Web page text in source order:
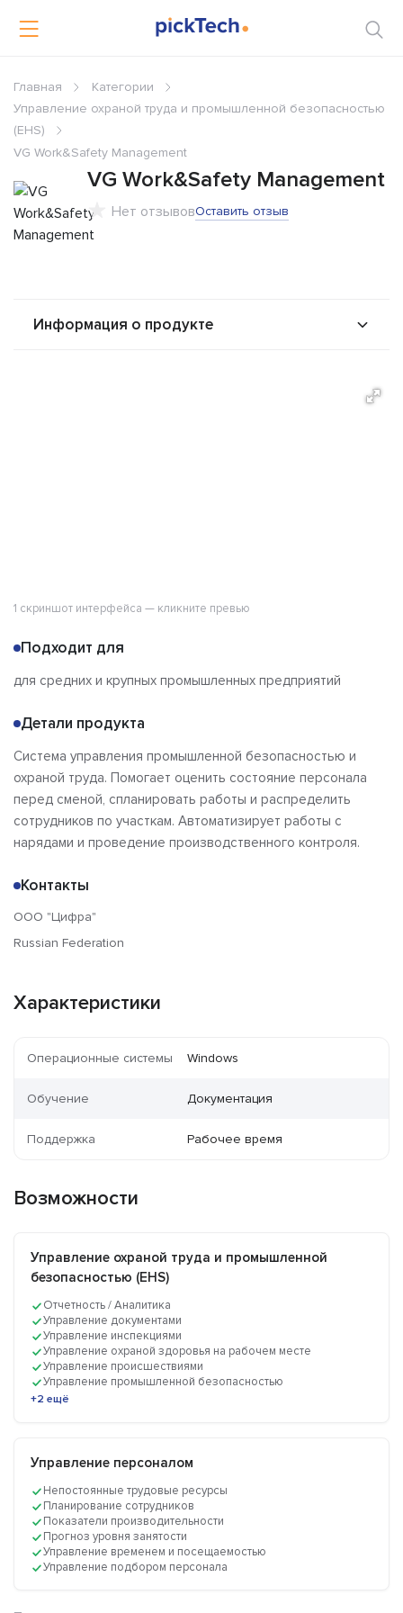
Главная
Категории
Управление охраной труда и промышленной безопасностью
(EHS)
VG Work&Safety Management
VG Work&Safety Management
Нет отзывовОставить отзыв
Информация о продукте
1 скриншот интерфейса — кликните превью
Подходит для
для средних и крупных промышленных предприятий
Детали продукта
Система управления промышленной безопасностью и
охраной труда. Помогает оценить состояние персонала
перед сменой, спланировать работы и распределить
сотрудников по участкам. Автоматизирует работы с
нарядами и проведение производственного контроля.
Контакты
ООО "Цифра"
Russian Federation
Характеристики
Операционные системы Windows
Обучение Документация
Поддержка Рабочее время
Возможности
Управление охраной труда и промышленной
безопасностью (EHS)
Отчетность / Аналитика
Управление документами
Управление инспекциями
Управление охраной здоровья на рабочем месте
Управление происшествиями
Управление промышленной безопасностью
+2 ещё
Управление персоналом
Непостоянные трудовые ресурсы
Планирование сотрудников
Показатели производительности
Прогноз уровня занятости
Управление временем и посещаемостью
Управление подбором персонала